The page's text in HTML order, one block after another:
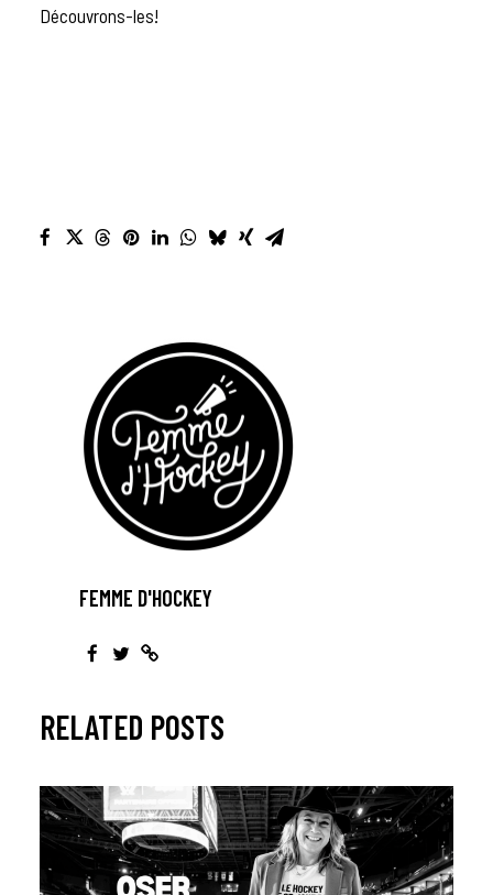
Découvrons-les!
FEMME D'HOCKEY
RELATED POSTS